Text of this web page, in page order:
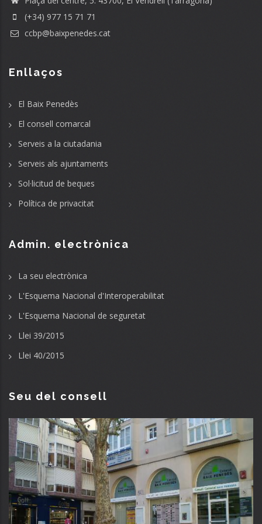
(+34) 977 15 71 71
ccbp@baixpenedes.cat
Enllaços
El Baix Penedès
El consell comarcal
Serveis a la ciutadania
Serveis als ajuntaments
Sol·licitud de beques
Política de privacitat
Admin. electrònica
La seu electrònica
L'Esquema Nacional d'Interoperabilitat
L'Esquema Nacional de seguretat
Llei 39/2015
Llei 40/2015
Seu del consell